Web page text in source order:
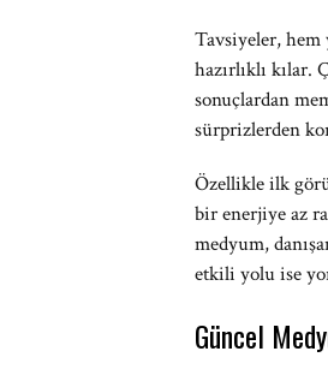
Tavsiyeler, hem
hazırlıklı kılar.
sonuçlardan
sürprizlerden
Özellikle ilk
bir enerjiye az
medyum,
etkili yolu ise
Güncel